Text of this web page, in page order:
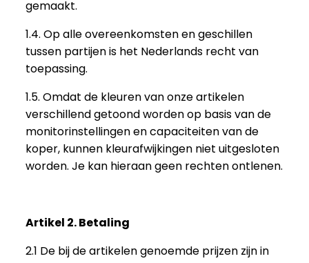
gemaakt.
1.4. Op alle overeenkomsten en geschillen
tussen partijen is het Nederlands recht van
toepassing.
1.5. Omdat de kleuren van onze artikelen
verschillend getoond worden op basis van de
monitorinstellingen en capaciteiten van de
koper, kunnen kleurafwijkingen niet uitgesloten
worden. Je kan hieraan geen rechten ontlenen.
Artikel 2. Betaling
2.1 De bij de artikelen genoemde prijzen zijn in